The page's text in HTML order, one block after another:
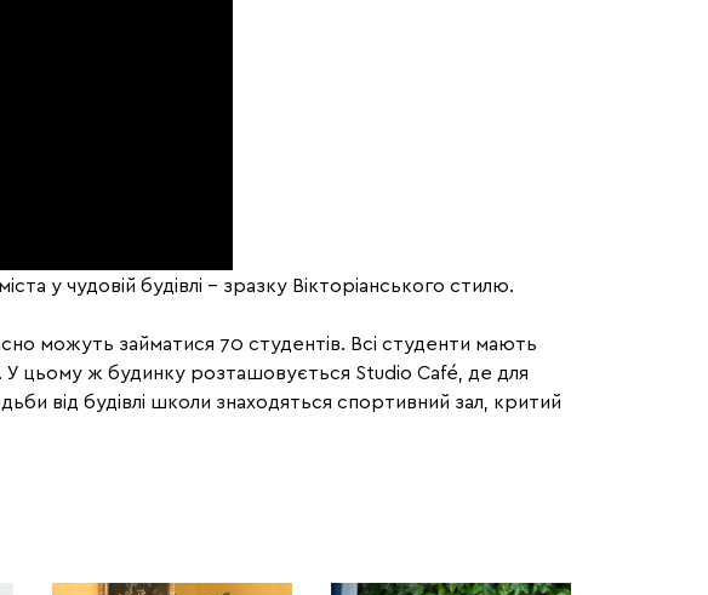
у чудовій будівлі – зразку Вікторіанського стилю.
можуть займатися 70 студентів. Всі студенти мають
цьому ж будинку розташовується Studio Café, де для
від будівлі школи знаходяться спортивний зал, критий